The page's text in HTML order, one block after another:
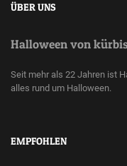
ÜBER UNS
Halloween von
Seit mehr als 22 Jahren ist
alles rund um Halloween.
EMPFOHLEN